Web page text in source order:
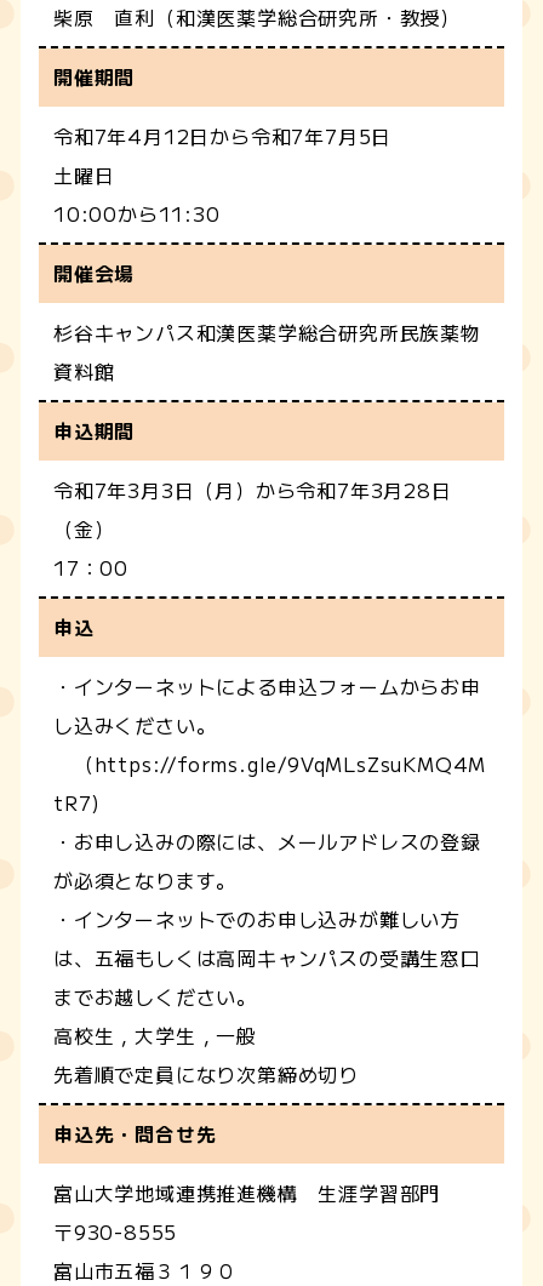
柴原 直利（和漢医薬学総合研究所・教授）
開催期間
令和7年4月12日から令和7年7月5日
土曜日
10:00から11:30
開催会場
杉谷キャンパス和漢医薬学総合研究所民族薬物
資料館
申込期間
令和7年3月3日（月）から令和7年3月28日
（金）
17：00
申込
・インターネットによる申込フォームからお申
し込みください。
（https://forms.gle/9VqMLsZsuKMQ4M
tR7)
・お申し込みの際には、メールアドレスの登録
が必須となります。
・インターネットでのお申し込みが難しい方
は、五福もしくは高岡キャンパスの受講生窓口
までお越しください。
高校生，大学生，一般
先着順で定員になり次第締め切り
申込先・問合せ先
富山大学地域連携推進機構 生涯学習部門
〒930-8555
富山市五福３１９０